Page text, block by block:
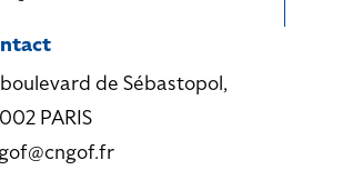
boulevard de Sébastopol,
PARIS